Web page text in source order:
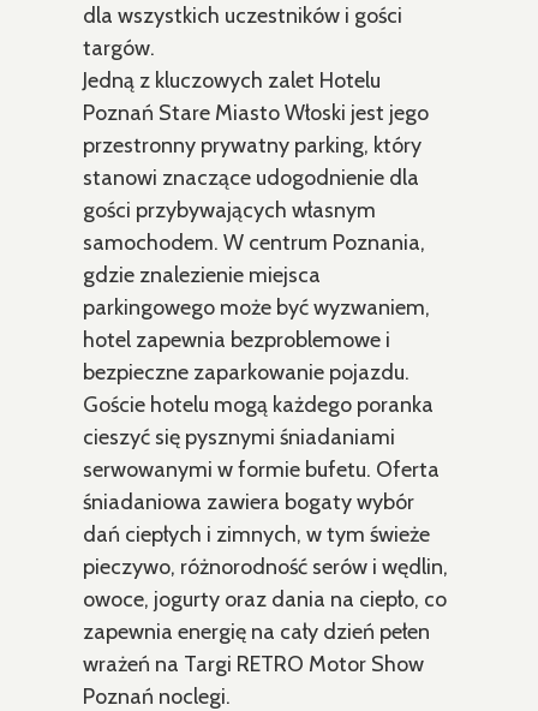
dla wszystkich uczestników i gości
targów.
Jedną z kluczowych zalet Hotelu
Poznań Stare Miasto Włoski jest jego
przestronny prywatny parking, który
stanowi znaczące udogodnienie dla
gości przybywających własnym
samochodem. W centrum Poznania,
gdzie znalezienie miejsca
parkingowego może być wyzwaniem,
hotel zapewnia bezproblemowe i
bezpieczne zaparkowanie pojazdu.
Goście hotelu mogą każdego poranka
cieszyć się pysznymi śniadaniami
serwowanymi w formie bufetu. Oferta
śniadaniowa zawiera bogaty wybór
dań ciepłych i zimnych, w tym świeże
pieczywo, różnorodność serów i wędlin,
owoce, jogurty oraz dania na ciepło, co
zapewnia energię na cały dzień pełen
wrażeń na Targi RETRO Motor Show
Poznań noclegi.